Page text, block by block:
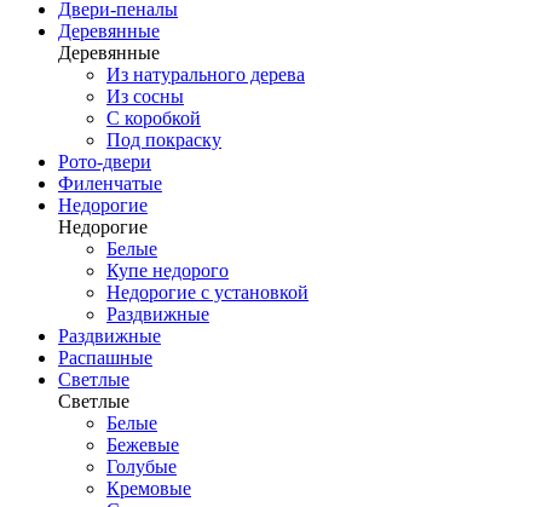
Двери-пеналы
Деревянные
Деревянные
Из натурального дерева
Из сосны
С коробкой
Под покраску
Рото-двери
Филенчатые
Недорогие
Недорогие
Белые
Купе недорого
Недорогие с установкой
Раздвижные
Раздвижные
Распашные
Светлые
Светлые
Белые
Бежевые
Голубые
Кремовые